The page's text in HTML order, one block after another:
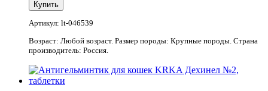
Артикул: lt-046539
Возраст: Любой возраст. Размер породы: Крупные породы. Страна
производитель: Россия.